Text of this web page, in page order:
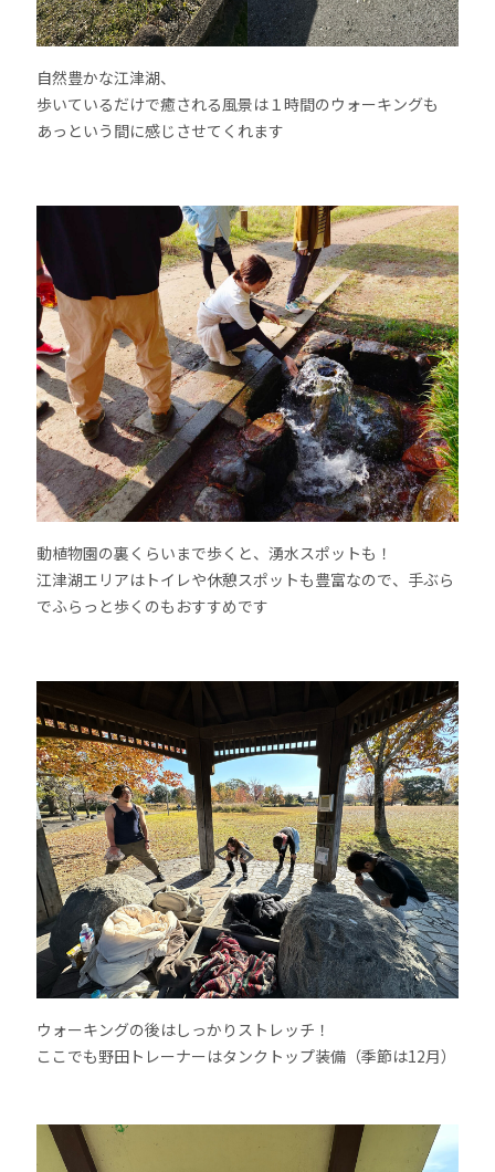
自然豊かな江津湖、
歩いているだけで癒される風景は１時間のウォーキングも
あっという間に感じさせてくれます
動植物園の裏くらいまで歩くと、湧水スポットも！
江津湖エリアはトイレや休憩スポットも豊富なので、手ぶら
でふらっと歩くのもおすすめです
ウォーキングの後はしっかりストレッチ！
ここでも野田トレーナーはタンクトップ装備（季節は12月）